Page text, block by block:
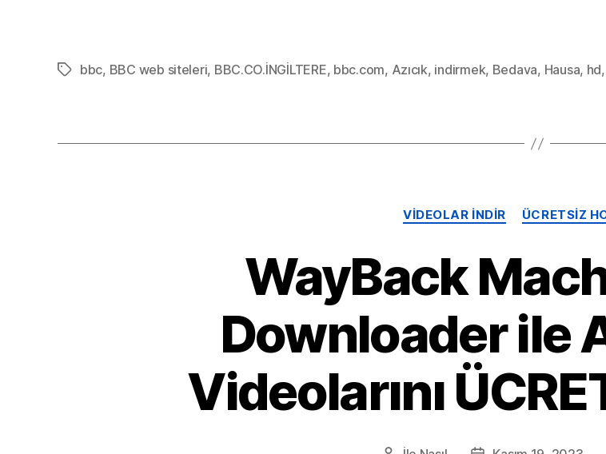
Etiketler
bbc, BBC web siteleri, BBC.CO.İNGİLTERE, bbc.com, Azıcık, indirmek, Bedava, Hausa, hd,
Kategoriler
VIDEOLAR INDIR ÜCRETSIZ
WayBack
Downloader ile
Videolarını